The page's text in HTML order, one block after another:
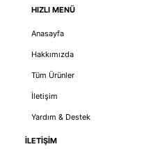
HIZLI MENÜ
Anasayfa
Hakkımızda
Tüm Ürünler
İletişim
Yardım & Destek
İLETİŞİM